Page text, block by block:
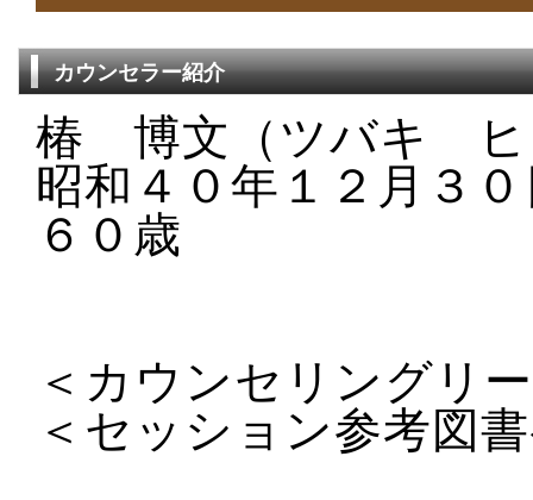
カウンセラー紹介
椿 博文（ツバキ ヒ
昭和４０年１２月３
６０歳
＜カウンセリングリ
＜セッション参考図